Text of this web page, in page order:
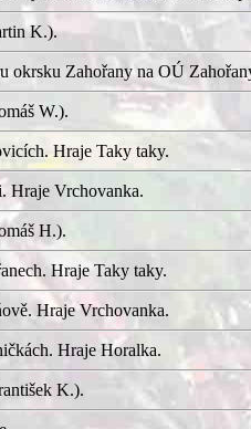
K.).
okrsku Zahořany na OÚ
W.).
Hraje Taky taky.
Hraje Vrchovanka.
H.).
Hraje Taky taky.
Hraje Vrchovanka.
Hraje Horalka.
K.).